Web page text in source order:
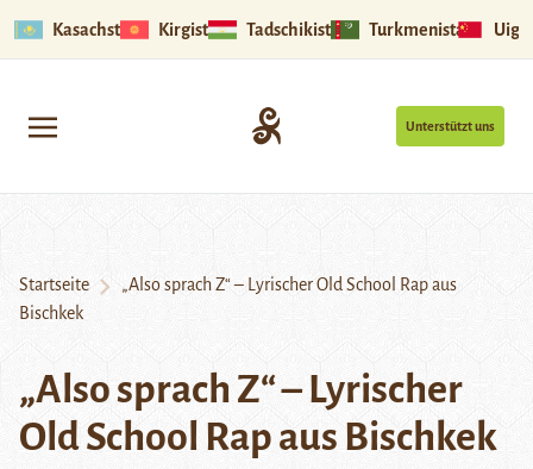
Kasachstan Kirgistan Tadschikistan Turkmenistan
Unterstützt uns
Startseite
„Also sprach Z“ – Lyrischer Old School Rap aus
Bischkek
„Also sprach Z“ – Lyrischer
Old School Rap aus Bischkek